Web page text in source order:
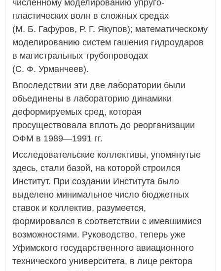
численному моделированию упруго-
пластических волн в сложных средах
(М. Б. Гафуров, Р. Г. Якупов); математическому
моделированию систем гашения гидроударов
в магистральных трубопроводах
(С. Ф. Урманчеев).
Впоследствии эти две лаборатории были
объединены в лабораторию динамики
деформируемых сред, которая
просуществовала вплоть до реорганизации
ОФМ в 1989—1991 гг.
Исследовательские коллективы, упомянутые
здесь, стали базой, на которой строился
Институт. При создании Института было
выделено минимальное число бюджетных
ставок и коллектив, разумеется,
формировался в соответствии с имевшимися
возможностями. Руководство, теперь уже
Уфимского государственного авиационного
технического университета, в лице ректора